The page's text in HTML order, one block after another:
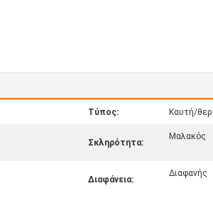
Τύπος: Καυτή/
Σκληρότητα:
Μαλακός
Διαφάνεια:
Διαφανής